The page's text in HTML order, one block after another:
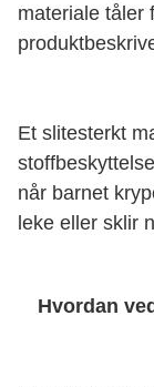
materiale tåler
Et slitesterkt
når barnet
leke eller sklir
Hvordan